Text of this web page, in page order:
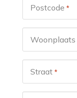
Postcode *
Woonplaats
Straat *